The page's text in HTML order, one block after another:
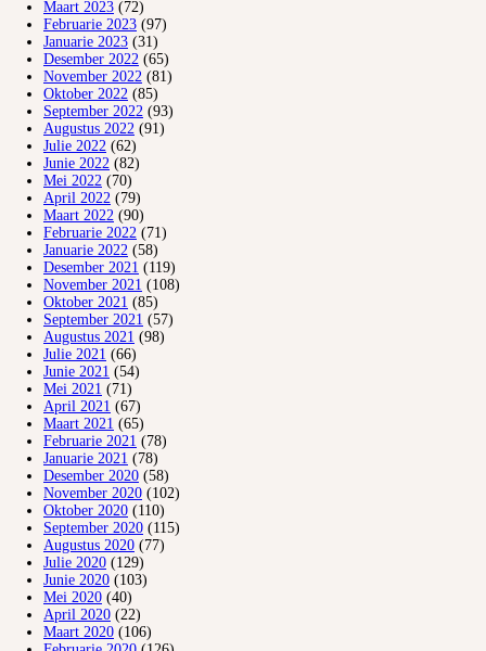
Maart 2023 (72)
Februarie 2023 (97)
Januarie 2023 (31)
Desember 2022 (65)
November 2022 (81)
Oktober 2022 (85)
September 2022 (93)
Augustus 2022 (91)
Julie 2022 (62)
Junie 2022 (82)
Mei 2022 (70)
April 2022 (79)
Maart 2022 (90)
Februarie 2022 (71)
Januarie 2022 (58)
Desember 2021 (119)
November 2021 (108)
Oktober 2021 (85)
September 2021 (57)
Augustus 2021 (98)
Julie 2021 (66)
Junie 2021 (54)
Mei 2021 (71)
April 2021 (67)
Maart 2021 (65)
Februarie 2021 (78)
Januarie 2021 (78)
Desember 2020 (58)
November 2020 (102)
Oktober 2020 (110)
September 2020 (115)
Augustus 2020 (77)
Julie 2020 (129)
Junie 2020 (103)
Mei 2020 (40)
April 2020 (22)
Maart 2020 (106)